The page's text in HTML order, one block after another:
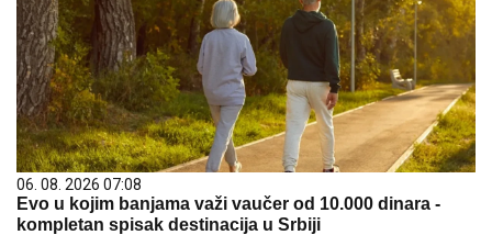
06. 08. 2026 07:08
Evo u kojim banjama važi vaučer od 10.000 dinara -
kompletan spisak destinacija u Srbiji